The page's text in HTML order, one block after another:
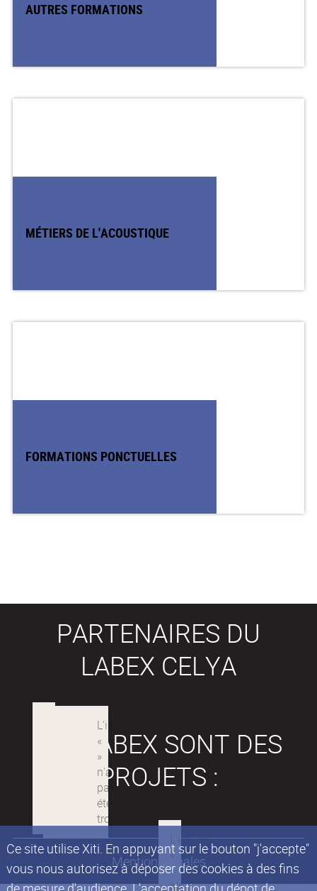
Ce site utilise Xiti. En appuyant sur le bouton "j'accepte"
vous nous autorisez à déposer des cookies à des fins
AUTRES FORMATIONS
MÉTIERS DE L'ACOUSTIQUE
FORMATIONS PONCTUELLES
PARTENAIRES DU
LABEX CELYA
LES LABEX SONT DES
PROJETS :
Mentions légales